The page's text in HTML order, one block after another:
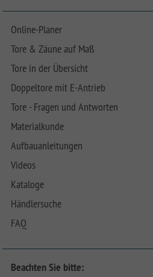
Online-Planer
Tore & Zäune auf Maß
Tore in der Übersicht
Doppeltore mit E-Antrieb
Tore - Fragen und Antworten
Materialkunde
Aufbauanleitungen
Videos
Kataloge
Händlersuche
FAQ
Beachten Sie bitte: